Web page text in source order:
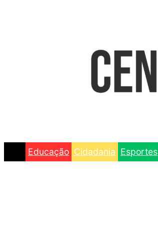
Educação Cidadania Esportes